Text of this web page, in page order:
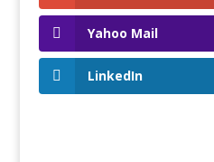
Yahoo Mail
LinkedIn